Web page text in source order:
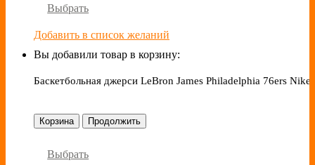
Выбрать
Добавить в список желаний
Вы добавили товар в корзину:
Баскетбольная джерси LeBron James Philadelphia 76ers Nike
Корзина Продолжить
Выбрать